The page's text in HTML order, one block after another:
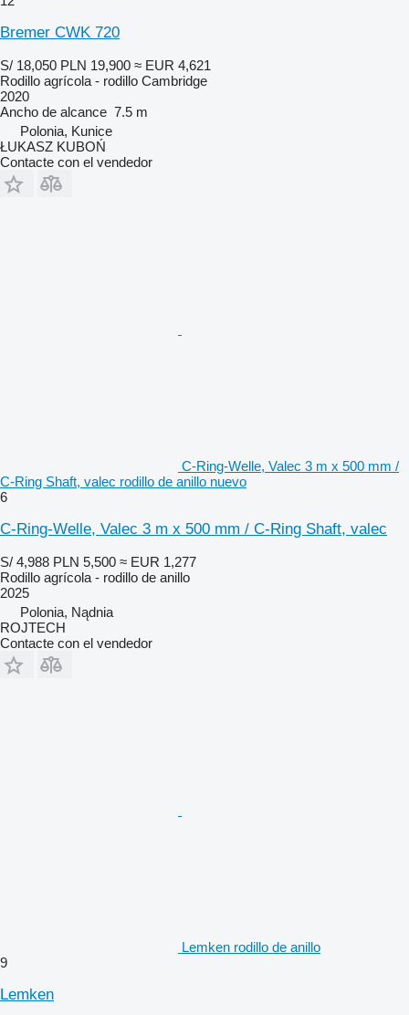
Bremer CWK 720
S/ 18,050 PLN 19,900 ≈ EUR 4,621
Rodillo agrícola - rodillo Cambridge
2020
Ancho de alcance 7.5 m
Polonia, Kunice
ŁUKASZ KUBOŃ
Contacte con el vendedor
C-Ring-Welle, Valec 3 m x 500 mm /
C-Ring Shaft, valec rodillo de anillo nuevo
6
C-Ring-Welle, Valec 3 m x 500 mm / C-Ring Shaft, valec
S/ 4,988 PLN 5,500 ≈ EUR 1,277
Rodillo agrícola - rodillo de anillo
2025
Polonia, Nądnia
ROJTECH
Contacte con el vendedor
Lemken rodillo de anillo
9
Lemken